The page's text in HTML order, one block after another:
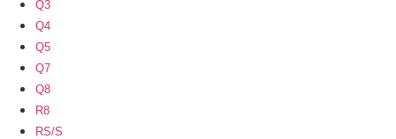
Q3
Q4
Q5
Q7
Q8
R8
RS/S